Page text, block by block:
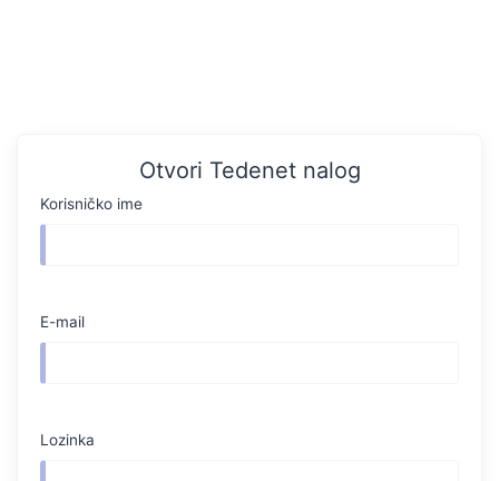
Otvori Tedenet nalog
Korisničko ime
E-mail
Lozinka